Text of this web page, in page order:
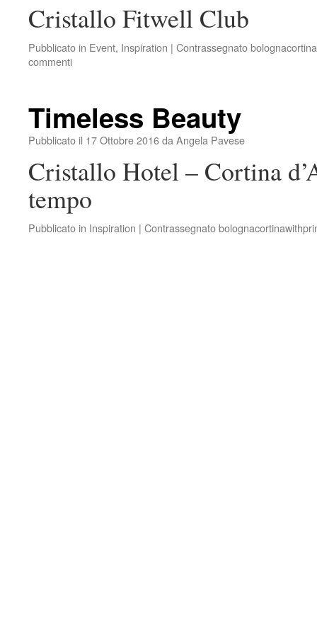
Cristallo Fitwell Club
Pubblicato in Event, Inspiration | Contrassegnato
commenti
Timeless Beauty
Pubblicato il 17 Ottobre 2016da Angela Pavese
Cristallo Hotel – Cortina
tempo
Pubblicato in Inspiration | Contrassegnato